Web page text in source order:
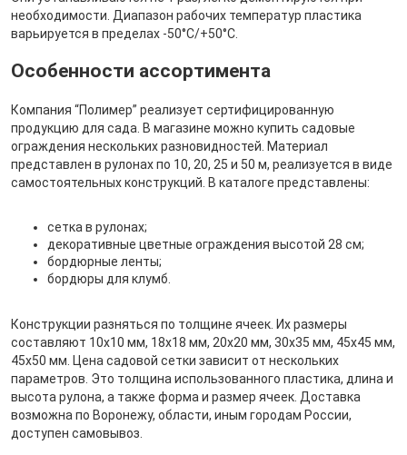
необходимости. Диапазон рабочих температур пластика
варьируется в пределах -50°С/+50°С.
Особенности ассортимента
Компания “Полимер” реализует сертифицированную
продукцию для сада. В магазине можно купить садовые
ограждения нескольких разновидностей. Материал
представлен в рулонах по 10, 20, 25 и 50 м, реализуется в виде
самостоятельных конструкций. В каталоге представлены:
сетка в рулонах;
декоративные цветные ограждения высотой 28 см;
бордюрные ленты;
бордюры для клумб.
Конструкции разняться по толщине ячеек. Их размеры
составляют 10х10 мм, 18х18 мм, 20х20 мм, 30х35 мм, 45х45 мм,
45х50 мм. Цена садовой сетки зависит от нескольких
параметров. Это толщина использованного пластика, длина и
высота рулона, а также форма и размер ячеек. Доставка
возможна по Воронежу, области, иным городам России,
доступен самовывоз.